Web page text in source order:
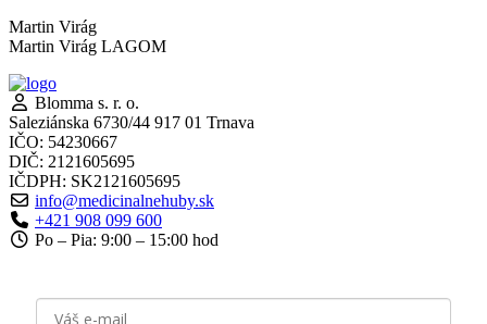
Martin Virág
Martin Virág LAGOM
Blomma s. r. o.
Saleziánska 6730/44 917 01 Trnava
IČO: 54230667
DIČ: 2121605695
IČDPH: SK2121605695
info@medicinalnehuby.sk
+421 908 099 600
Po – Pia: 9:00 – 15:00 hod